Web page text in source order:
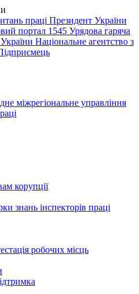
праці Президент України
портал 1545 Урядова гаряча
Національне агентство з
міжрегіональне управління
корупції
знань інспекторів праці
робочих місць